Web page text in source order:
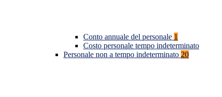
Conto annuale del personale 1
Costo personale tempo indeterminato
Personale non a tempo indeterminato 20